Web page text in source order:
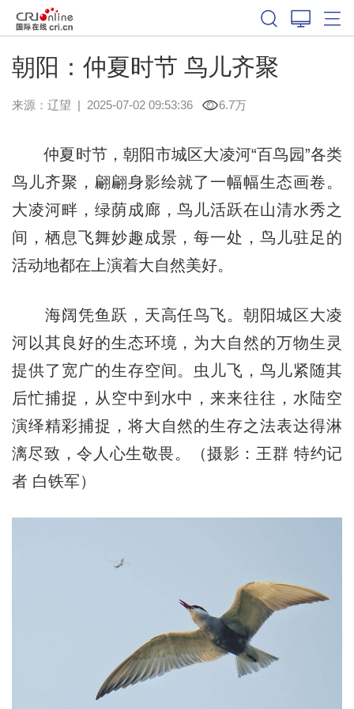
朝阳：仲夏时节 鸟儿齐聚
来源： 辽望 | 2025-07-02 09:53:36 6.7万
仲夏时节，朝阳市城区大凌河“百鸟园”各类
鸟儿齐聚，翩翩身影绘就了一幅幅生态画卷。
大凌河畔，绿荫成廊，鸟儿活跃在山清水秀之
间，栖息飞舞妙趣成景，每一处，鸟儿驻足的
活动地都在上演着大自然美好。
海阔凭鱼跃，天高任鸟飞。朝阳城区大凌
河以其良好的生态环境，为大自然的万物生灵
提供了宽广的生存空间。虫儿飞，鸟儿紧随其
后忙捕捉，从空中到水中，来来往往，水陆空
演绎精彩捕捉，将大自然的生存之法表达得淋
漓尽致，令人心生敬畏。（摄影：王群 特约记
者 白铁军）